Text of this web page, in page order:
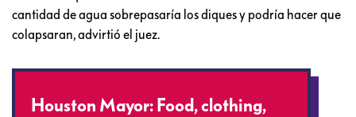
cantidad de agua sobrepasaría los diques y podría hacer que
colapsaran, advirtió el juez.
Houston Mayor: Food, clothing,